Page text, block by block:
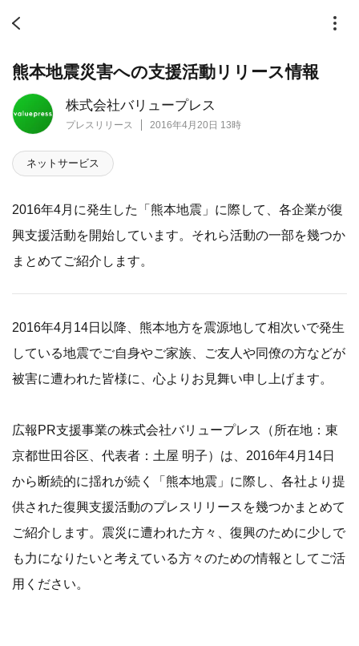
株式会社バリュープレス
プレスリリース 2016年4月20日 13時
熊本地震災害への支援活動リリース情報
ネットサービス
2016年4月に発生した「熊本地震」に際して、各企業が復
興支援活動を開始しています。それら活動の一部を幾つか
まとめてご紹介します。
2016年4月14日以降、熊本地方を震源地して相次いで発生
している地震でご自身やご家族、ご友人や同僚の方などが
被害に遭われた皆様に、心よりお見舞い申し上げます。
広報PR支援事業の株式会社バリュープレス（所在地：東
京都世田谷区、代表者：土屋 明子）は、2016年4月14日
から断続的に揺れが続く「熊本地震」に際し、各社より提
供された復興支援活動のプレスリリースを幾つかまとめて
ご紹介します。震災に遭われた方々、復興のために少しで
も力になりたいと考えている方々のための情報としてご活
用ください。